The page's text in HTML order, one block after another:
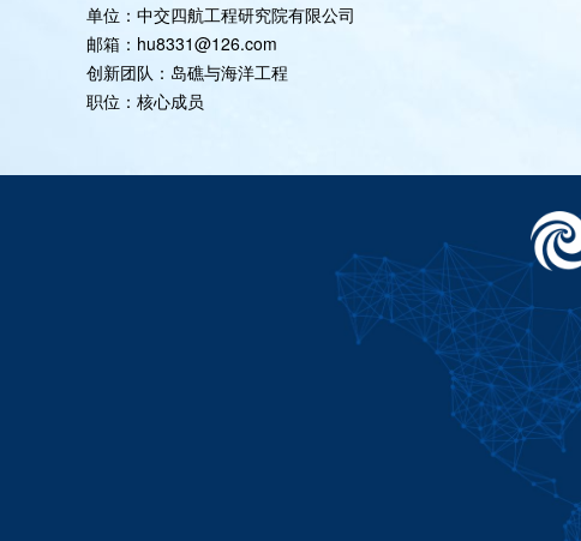
单位：中交四航工程研究院有限公司
邮箱：hu8331@126.com
创新团队：岛礁与海洋工程
职位：核心成员